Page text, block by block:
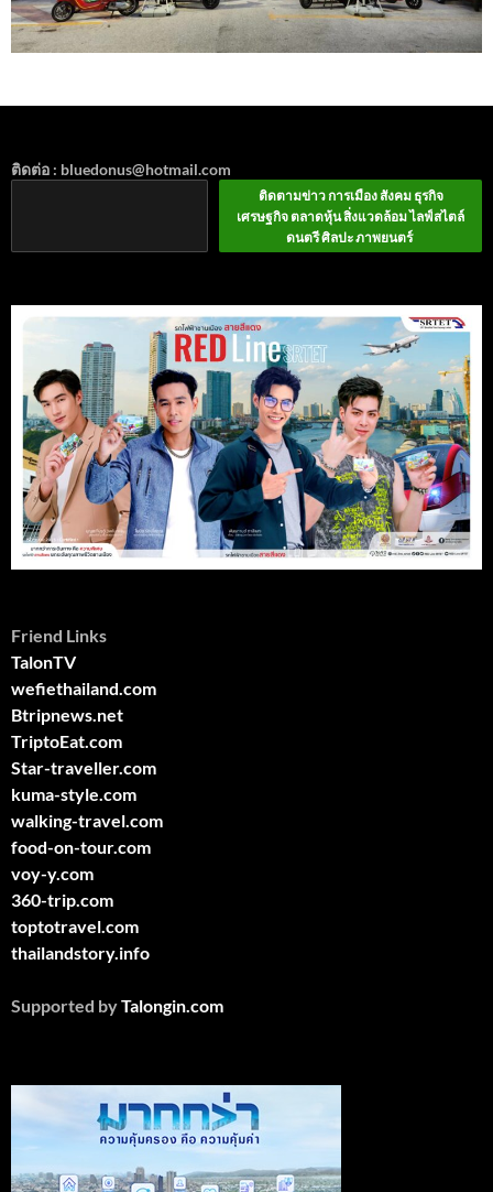
ติดต่อ : bluedonus@hotmail.com
ติดตามข่าว การเมือง สังคม ธุรกิจ
เศรษฐกิจ ตลาดหุ้น สิ่งแวดล้อม ไลฟ์สไตล์
ดนตรี ศิลปะ ภาพยนตร์
Friend Links
TalonTV
wefiethailand.com
Btripnews.net
TriptoEat.com
Star-traveller.com
kuma-style.com
walking-travel.com
food-on-tour.com
voy-y.com
360-trip.com
toptotravel.com
thailandstory.info
Supported byTalongin.com